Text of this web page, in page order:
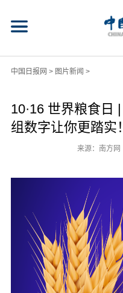
中国日报网 > 图片新闻 >
10·16 世界粮食日
组数字让你更踏实！
来源：南方网